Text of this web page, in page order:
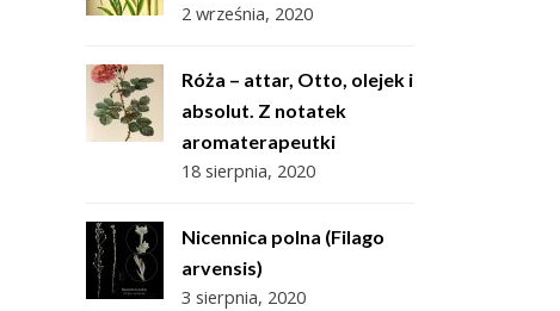
2 września, 2020
Róża – attar, Otto, olejek i
absolut. Z notatek
aromaterapeutki
18 sierpnia, 2020
Nicennica polna (Filago
arvensis)
3 sierpnia, 2020